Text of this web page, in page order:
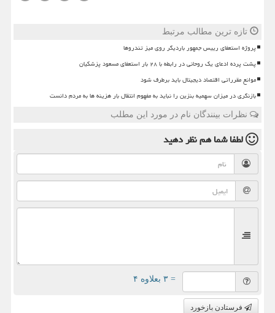
تازه ترین مطالب مرتبط
پروژه استعفای رییس جمهور باردیگر روی میز تندروها
پشت پرده ادعای یک روحانی در رابطه با ۲۸ بار استعفای مسعود پزشکیان
موانع مقرراتی اقتصاد دیجیتال باید برطرف شود
بازنگری در میزان سهمیه بنزین را نباید به مفهوم انتقال بار هزینه ها به مردم دانست
نظرات بینندگان نام در مورد این مطلب
لطفا شما همنظر دهید
= ۳ بعلاوه ۴
فرستادن بازخورد